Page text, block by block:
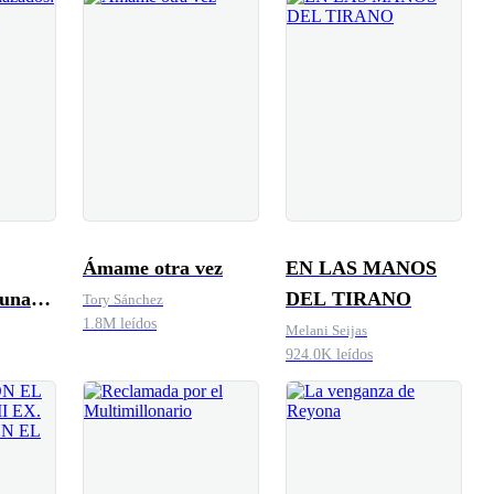
Ámame otra vez
Tory Sánchez
1.8M leídos
EN LAS MANOS
DEL TIRANO
Melani Seijas
924.0K leídos